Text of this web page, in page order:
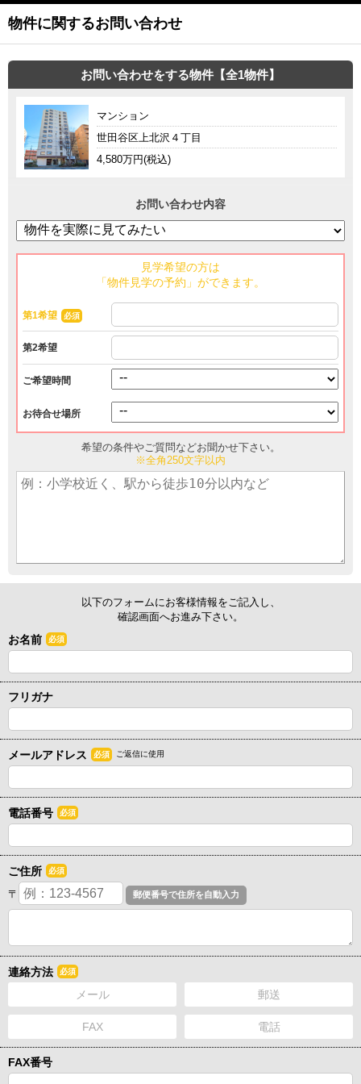
物件に関するお問い合わせ
お問い合わせをする物件【全1物件】
マンション
世田谷区上北沢４丁目
4,580万円(税込)
お問い合わせ内容
見学希望の方は
「物件見学の予約」ができます。
第1希望 必須
第2希望
ご希望時間
お待合せ場所
希望の条件やご質問などお聞かせ下さい。
※全角250文字以内
以下のフォームにお客様情報をご記入し、
確認画面へお進み下さい。
お名前 必須
フリガナ
メールアドレス 必須 ご返信に使用
電話番号 必須
ご住所 必須
〒
連絡方法 必須
メール 郵送
FAX 電話
FAX番号